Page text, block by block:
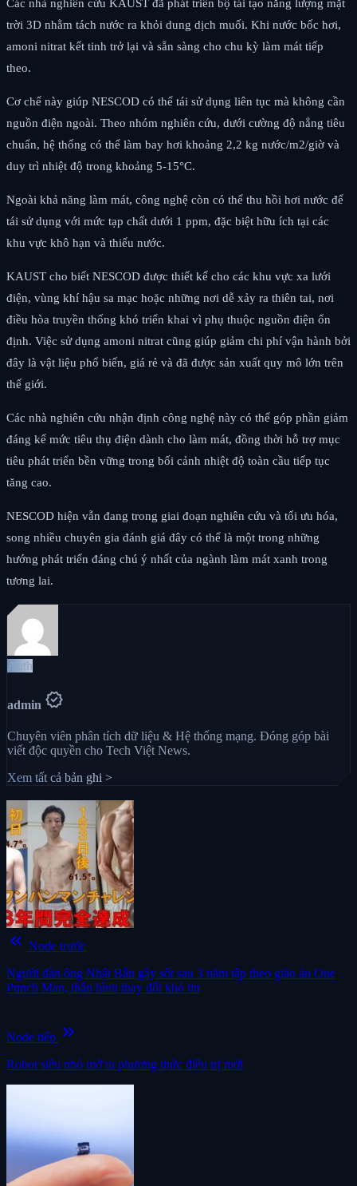
Các nhà nghiên cứu KAUST đã phát triển bộ tái tạo năng lượng mặt
trời 3D nhằm tách nước ra khỏi dung dịch muối. Khi nước bốc hơi,
amoni nitrat kết tinh trở lại và sẵn sàng cho chu kỳ làm mát tiếp
theo.
Cơ chế này giúp NESCOD có thể tái sử dụng liên tục mà không cần
nguồn điện ngoài. Theo nhóm nghiên cứu, dưới cường độ nắng tiêu
chuẩn, hệ thống có thể làm bay hơi khoảng 2,2 kg nước/m2/giờ và
duy trì nhiệt độ trong khoảng 5-15°C.
Ngoài khả năng làm mát, công nghệ còn có thể thu hồi hơi nước để
tái sử dụng với mức tạp chất dưới 1 ppm, đặc biệt hữu ích tại các
khu vực khô hạn và thiếu nước.
KAUST cho biết NESCOD được thiết kế cho các khu vực xa lưới
điện, vùng khí hậu sa mạc hoặc những nơi dễ xảy ra thiên tai, nơi
điều hòa truyền thống khó triển khai vì phụ thuộc nguồn điện ổn
định. Việc sử dụng amoni nitrat cũng giúp giảm chi phí vận hành bởi
đây là vật liệu phổ biến, giá rẻ và đã được sản xuất quy mô lớn trên
thế giới.
Các nhà nghiên cứu nhận định công nghệ này có thể góp phần giảm
đáng kể mức tiêu thụ điện dành cho làm mát, đồng thời hỗ trợ mục
tiêu phát triển bền vững trong bối cảnh nhiệt độ toàn cầu tiếp tục
tăng cao.
NESCOD hiện vẫn đang trong giai đoạn nghiên cứu và tối ưu hóa,
song nhiều chuyên gia đánh giá đây có thể là một trong những
hướng phát triển đáng chú ý nhất của ngành làm mát xanh trong
tương lai.
Auth
admin verified
Chuyên viên phân tích dữ liệu & Hệ thống mạng. Đóng góp bài
viết độc quyền cho Tech Việt News.
Xem tất cả bản ghi >
keyboard_double_arrow_left Node trước
Người đàn ông Nhật Bản gây sốt sau 3 năm tập theo giáo án One
Punch Man, thân hình thay đổi khó tin
Node tiếp keyboard_double_arrow_right
Robot siêu nhỏ mở ra phương thức điều trị mới